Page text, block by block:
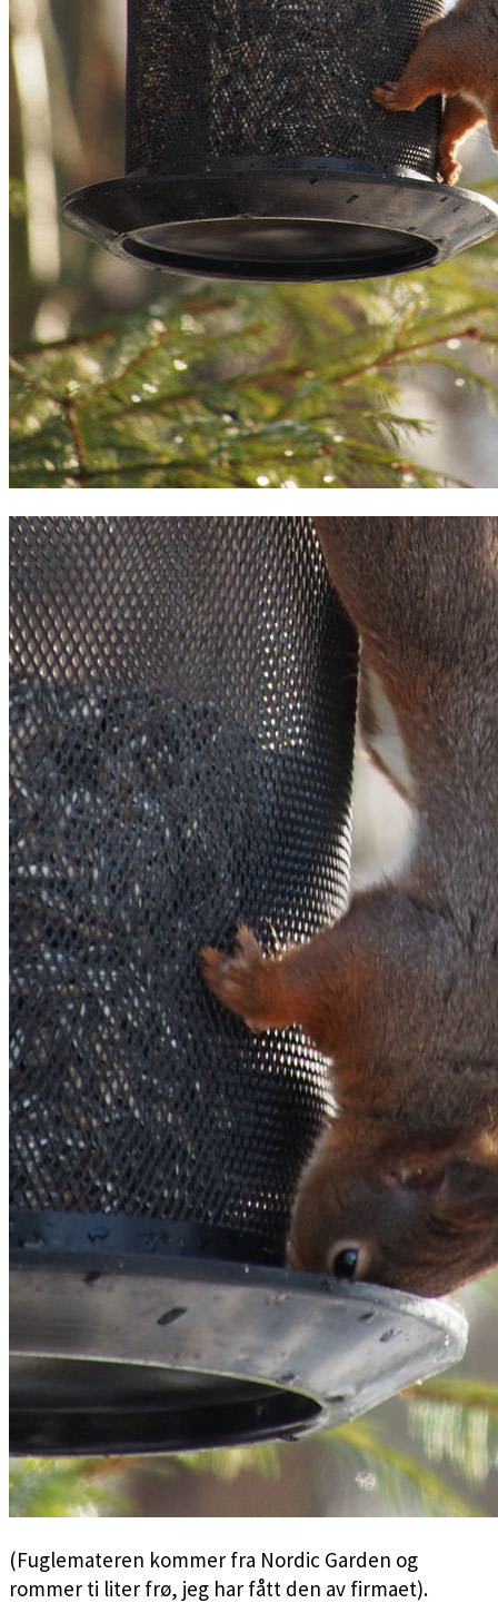
(Fuglemateren kommer fra Nordic Garden og
rommer ti liter frø, jeg har fått den av firmaet).